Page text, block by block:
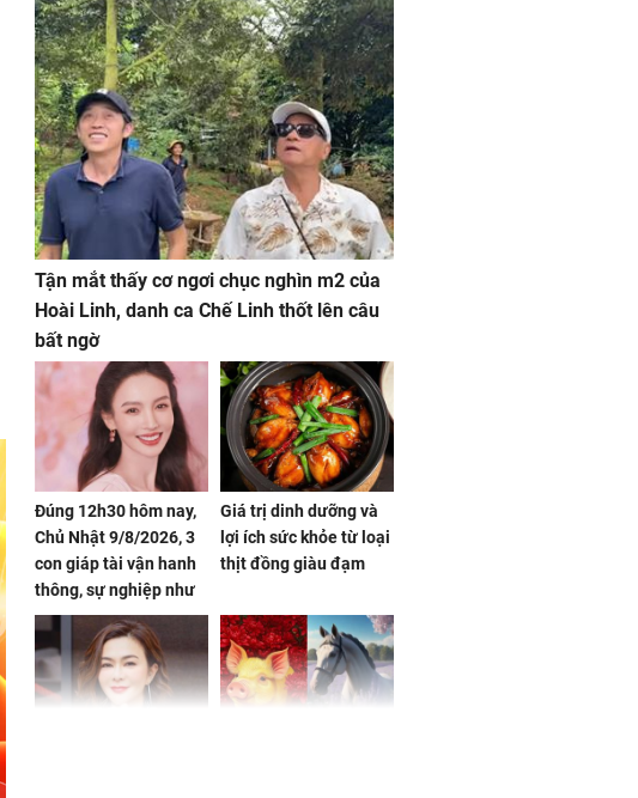
Tận mắt thấy cơ ngơi chục nghìn m2 của
Hoài Linh, danh ca Chế Linh thốt lên câu
bất ngờ
Đúng 12h30 hôm nay,
Chủ Nhật 9/8/2026, 3
con giáp tài vận hanh
thông, sự nghiệp như
'cá chép hóa Rồng', vét
cạn lộc lá trong thiên
hạ
Giá trị dinh dưỡng và
lợi ích sức khỏe từ loại
thịt đồng giàu đạm